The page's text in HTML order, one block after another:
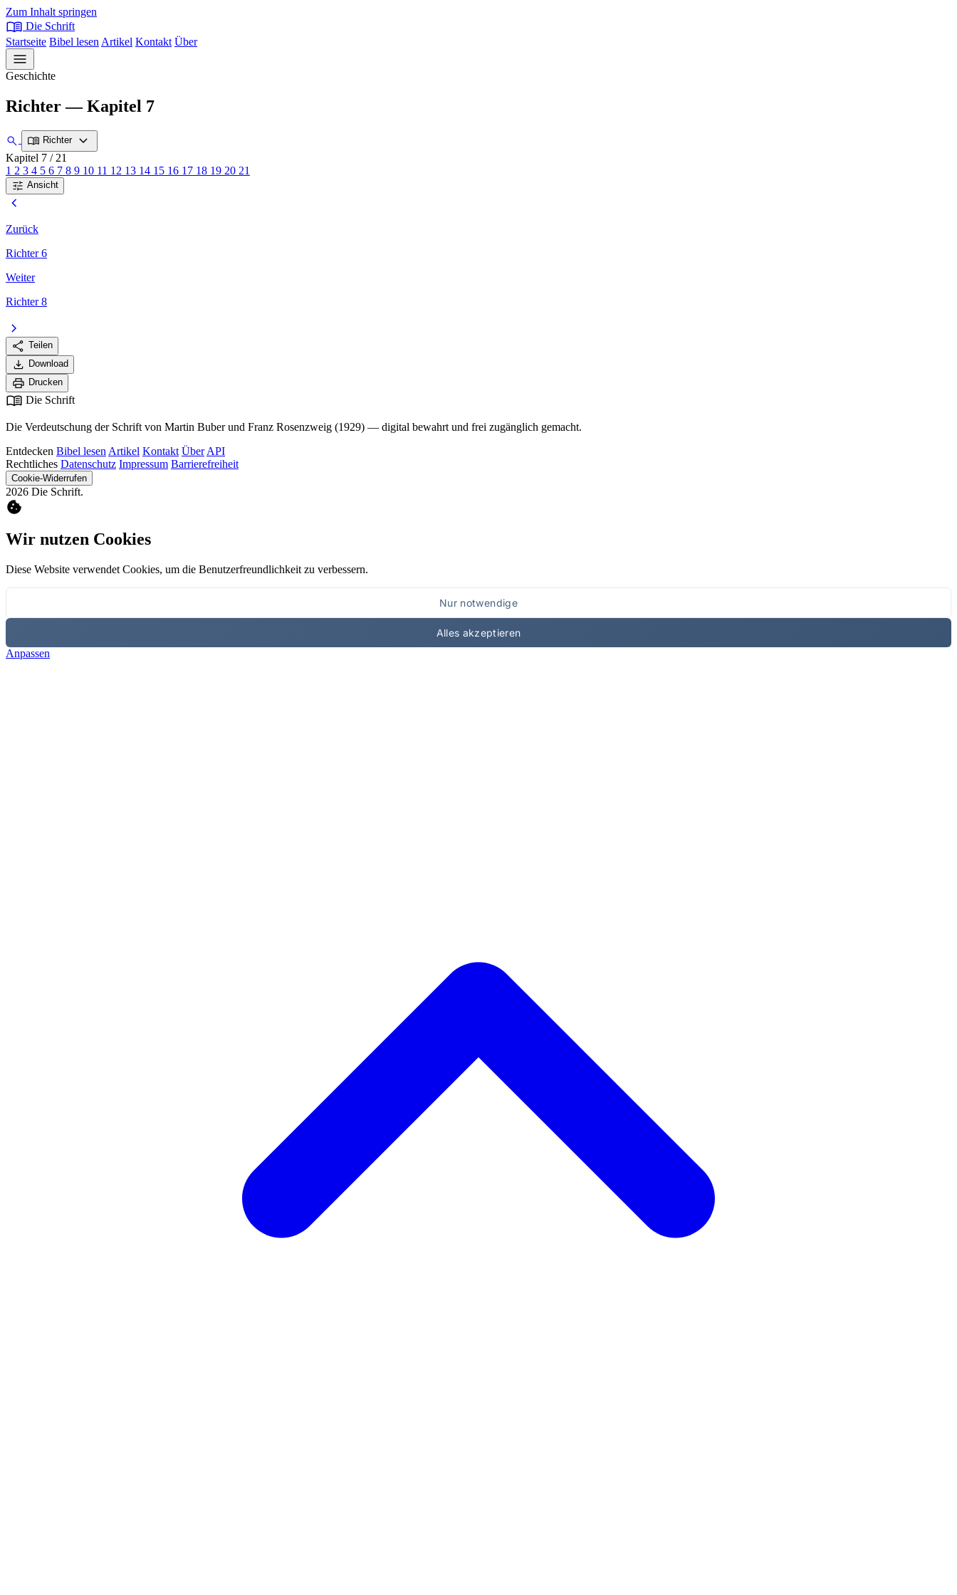
Zum Inhalt springen
menu_book Die Schrift
Startseite Bibel lesen Artikel Kontakt Über
menu
Geschichte
Richter — Kapitel 7
search menu_book Richter expand_more
Kapitel 7 / 21
1 2 3 4 5 6 7 8 9 10 11 12 13 14 15 16 17 18 19 20 21
tune Ansicht
chevron_left
Zurück
Richter 6
Weiter
Richter 8
chevron_right
share Teilen
download Download
print Drucken
menu_book Die Schrift
Die Verdeutschung der Schrift von Martin Buber und Franz Rosenzweig (1929) — digital bewahrt und frei zugänglich gemacht.
Entdecken Bibel lesen Artikel Kontakt Über API
Rechtliches Datenschutz Impressum Barrierefreiheit
Cookie-Widerrufen
2026 Die Schrift.
cookie
Wir nutzen Cookies
Diese Website verwendet Cookies, um die Benutzerfreundlichkeit zu verbessern.
Nur notwendige
Alles akzeptieren
Anpassen